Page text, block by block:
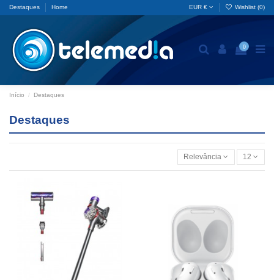
Destaques Home EUR € Wishlist (0)
0
Início Destaques
Destaques
Relevância 12